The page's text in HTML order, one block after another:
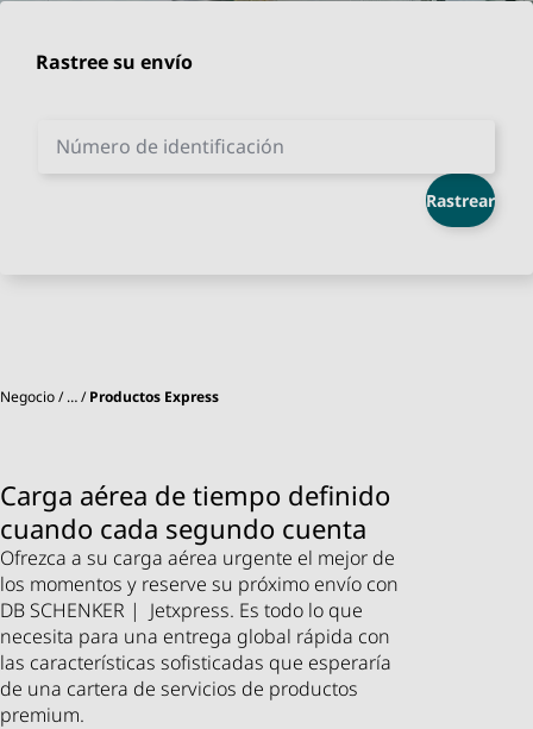
Rastree su envío
Número de identificación
Rastrear
Negocio … Productos Express
Carga aérea de tiempo definido
cuando cada segundo cuenta
Ofrezca a su carga aérea urgente el mejor de
los momentos y reserve su próximo envío con
DB SCHENKER | Jetxpress. Es todo lo que
necesita para una entrega global rápida con
las características sofisticadas que esperaría
de una cartera de servicios de productos
premium.